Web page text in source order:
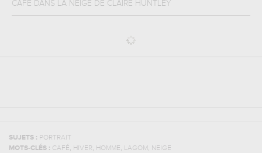
CAFÉ DANS LA NEIGE DE CLAIRE HUNTLEY
SUJETS : PORTRAIT
MOTS-CLÉS : CAFÉ, HIVER, HOMME, LAGOM , NEIGE